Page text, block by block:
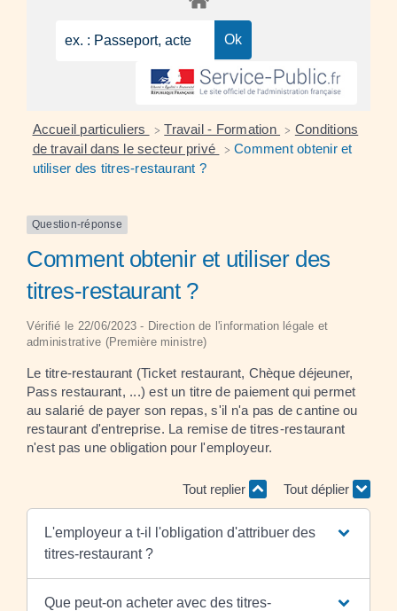
Accueil particuliers > Travail - Formation > Conditions
de travail dans le secteur privé
> Comment obtenir et
utiliser des titres-restaurant ?
Question-réponse
Comment obtenir et utiliser des
titres-restaurant ?
Vérifié le 22/06/2023 - Direction de l'information légale et
administrative (Première ministre)
Le titre-restaurant (Ticket restaurant, Chèque déjeuner,
Pass restaurant, ...) est un titre de paiement qui permet
au salarié de payer son repas, s'il n'a pas de cantine ou
restaurant d'entreprise. La remise de titres-restaurant
n'est pas une obligation pour l'employeur.
Tout replier Tout déplier
L'employeur a t-il l'obligation d'attribuer des
titres-restaurant ?
Que peut-on acheter avec des titres-